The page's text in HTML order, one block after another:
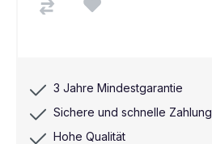
3 Jahre Mindestgarantie
Sichere und schnelle Zahlung
Hohe Qualität